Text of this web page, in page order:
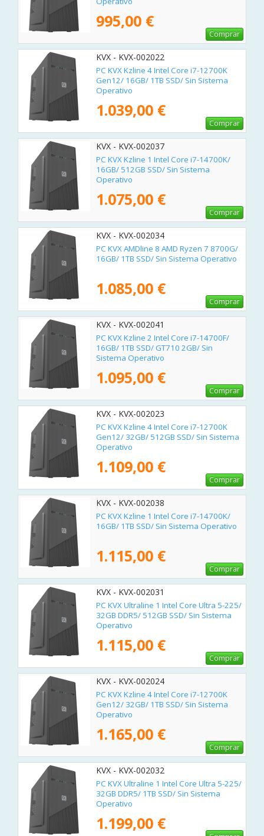
995,00 €
Comprar
KVX - KVX-002022
PC KVX Kzline 4 Intel Core i7-12700K
Gen12/ 16GB/ 1TB SSD/ Sin Sistema
Operativo
1.039,00 €
Comprar
KVX - KVX-002037
PC KVX Kzline 1 Intel Core i7-14700K/
16GB/ 512GB SSD/ Sin Sistema
Operativo
1.075,00 €
Comprar
KVX - KVX-002034
PC KVX AMDline 8 AMD Ryzen 7 8700G/
16GB/ 1TB SSD/ Sin Sistema Operativo
1.085,00 €
Comprar
KVX - KVX-002041
PC KVX Kzline 2 Intel Core i7-14700F/
16GB/ 1TB SSD/ GT710 2GB/ Sin
Sistema Operativo
1.095,00 €
Comprar
KVX - KVX-002023
PC KVX Kzline 4 Intel Core i7-12700K
Gen12/ 32GB/ 512GB SSD/ Sin Sistema
Operativo
1.109,00 €
Comprar
KVX - KVX-002038
PC KVX Kzline 1 Intel Core i7-14700K/
16GB/ 1TB SSD/ Sin Sistema Operativo
1.115,00 €
Comprar
KVX - KVX-002031
PC KVX Ultraline 1 Intel Core Ultra 5-225/
32GB DDR5/ 512GB SSD/ Sin Sistema
Operativo
1.115,00 €
Comprar
KVX - KVX-002024
PC KVX Kzline 4 Intel Core i7-12700K
Gen12/ 32GB/ 1TB SSD/ Sin Sistema
Operativo
1.165,00 €
Comprar
KVX - KVX-002032
PC KVX Ultraline 1 Intel Core Ultra 5-225/
32GB DDR5/ 1TB SSD/ Sin Sistema
Operativo
1.199,00 €